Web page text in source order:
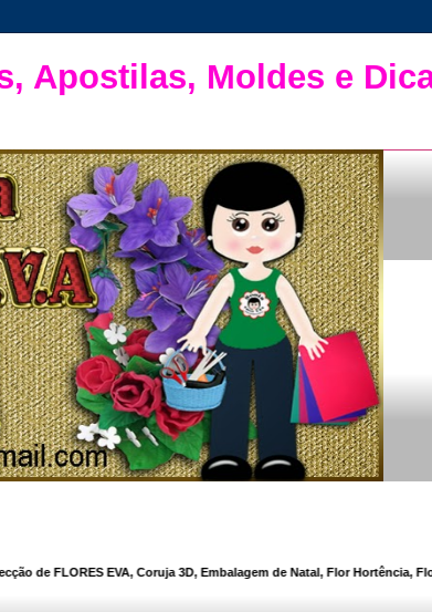
Apostilas, Moldes e
FLORES EVA, Coruja 3D, Embalagem de Natal, Flor Hortência,